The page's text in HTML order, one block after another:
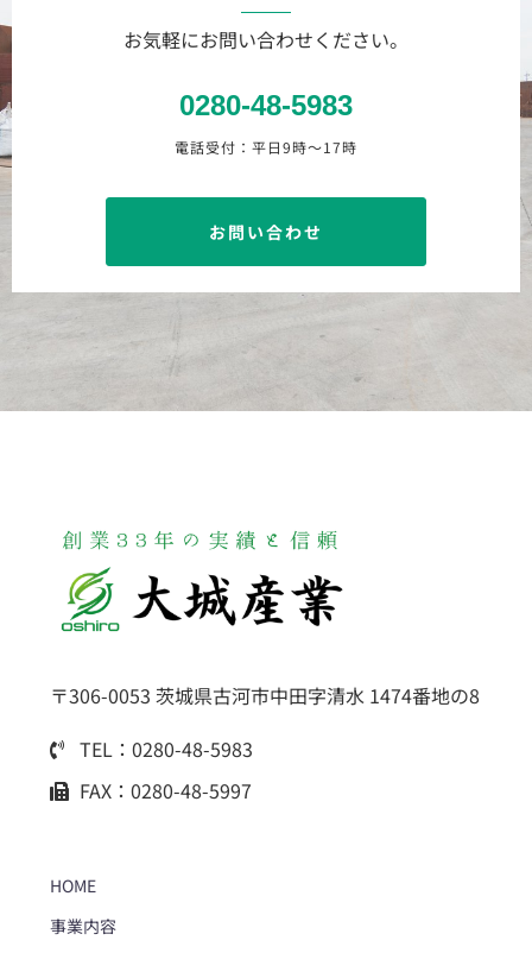
お気軽にお問い合わせください。
0280-48-5983
電話受付：平日9時〜17時
お問い合わせ
〒306-0053 茨城県古河市中田字清水 1474番地の8
TEL：0280-48-5983
FAX：0280-48-5997
HOME
事業内容